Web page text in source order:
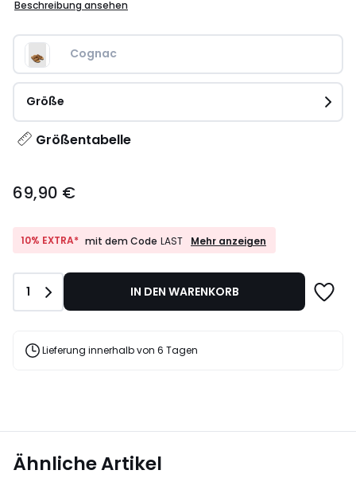
Beschreibung ansehen
Cognac
Größe
Größentabelle
€.
69,90 €
10% EXTRA* mit dem Code LAST
10%
Code
LAST
Mehr anzeigen
Anzahl
1 IN DEN WARENKORB
Lieferung innerhalb von 6 Tagen
Ähnliche Artikel